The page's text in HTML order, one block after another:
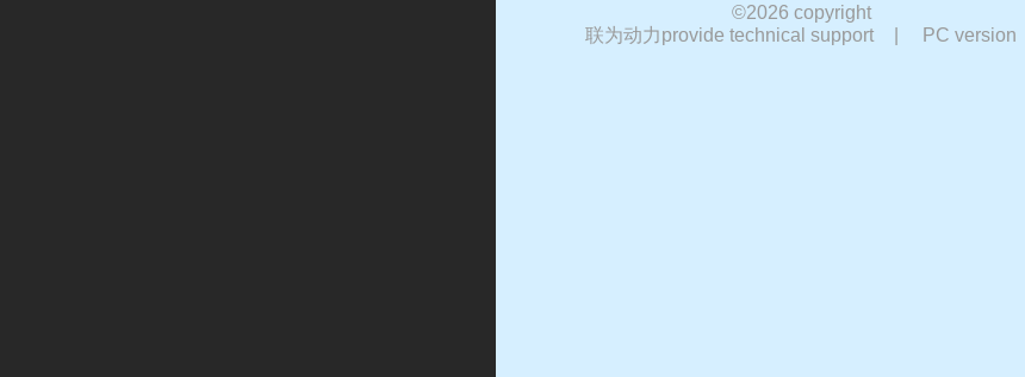
©2026 copyright
联为动力provide technical support
PC version